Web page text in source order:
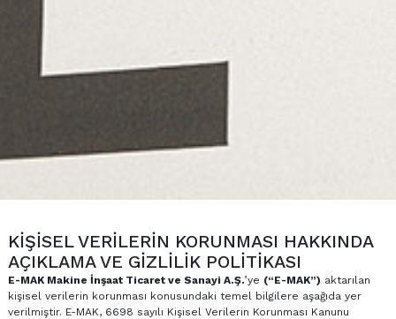
KİŞİSEL VERİLERİN KORUNMASI HAKKINDA
AÇIKLAMA VE GİZLİLİK POLİTİKASI
E-MAK Makine İnşaat Ticaret ve Sanayi A.Ş.’ye (“E-MAK”) aktarılan
kişisel verilerin korunması konusundaki temel bilgilere aşağıda yer
verilmiştir. E-MAK, 6698 sayılı Kişisel Verilerin Korunması Kanunu